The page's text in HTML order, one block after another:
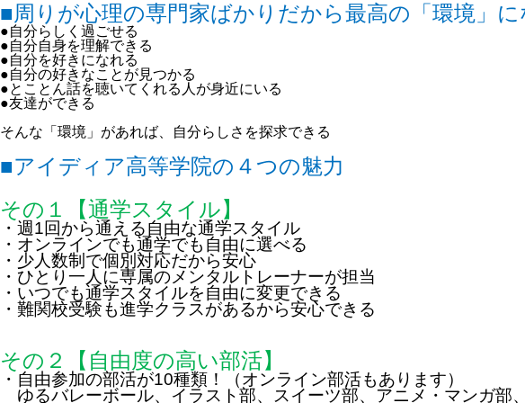
■周りが心理の専門家ばかりだから最高の「環境」に
●自分らしく過ごせる
●自分自身を理解できる
●自分を好きになれる
●自分の好きなことが見つかる
●とことん話を聴いてくれる人が身近にいる
●友達ができる
そんな「環境」があれば、自分らしさを探求できる
■アイディア高等学院の４つの魅力
その１【通学スタイル】
・週1回から通える自由な通学スタイル
・オンラインでも通学でも自由に選べる
・少人数制で個別対応だから安心
・ひとり一人に専属のメンタルトレーナーが担当
・いつでも通学スタイルを自由に変更できる
・難関校受験も進学クラスがあるから安心できる
その２ 【自由度の高い部活】
・自由参加の部活が10種類！（オンライン部活もあります）
ゆるバレーボール、イラスト部、スイーツ部、アニメ・マンガ部、